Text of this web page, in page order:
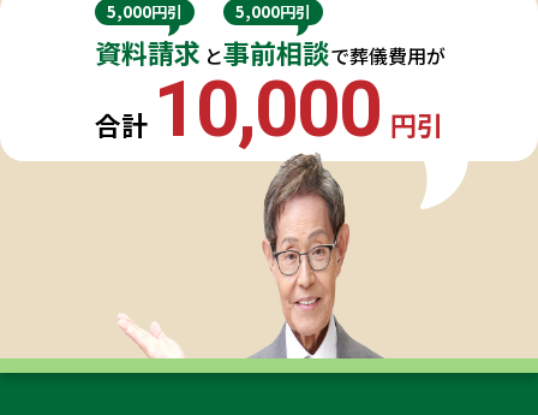
資料請求
5,000円引
と事前相談
5,000円引
で葬儀費用が
合計 10,000 円引